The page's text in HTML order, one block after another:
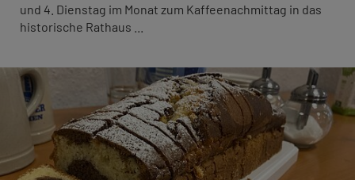
und 4. Dienstag im Monat zum Kaffeenachmittag in das
historische Rathaus ...